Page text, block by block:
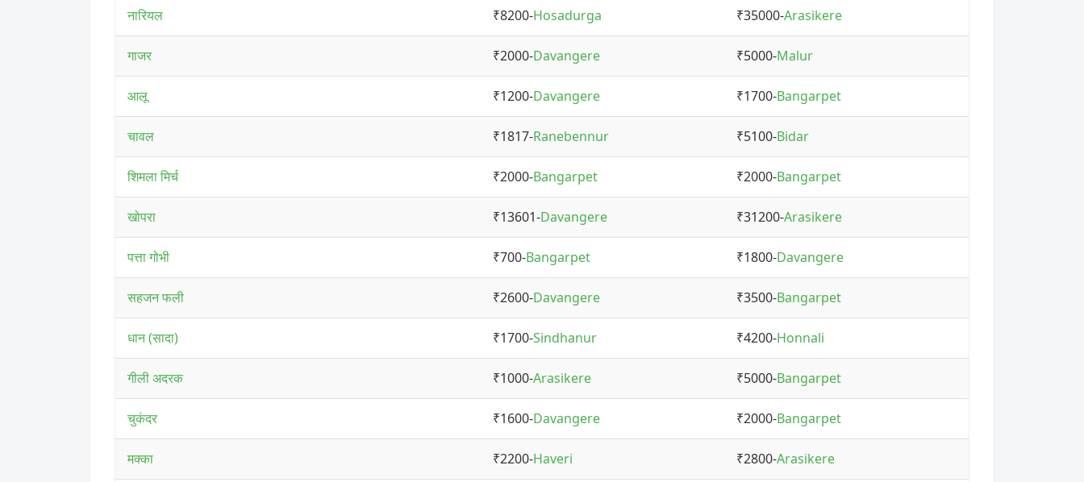
नारियल ₹8200-Hosadurga ₹35000-Arasikere
गाजर ₹2000-Davangere ₹5000-Malur
आलू ₹1200-Davangere ₹1700-Bangarpet
चावल ₹1817-Ranebennur ₹5100-Bidar
शिमला मिर्च ₹2000-Bangarpet ₹2000-Bangarpet
खोपरा ₹13601-Davangere ₹31200-Arasikere
पत्ता गोभी ₹700-Bangarpet ₹1800-Davangere
सहजन फली ₹2600-Davangere ₹3500-Bangarpet
धान (सादा) ₹1700-Sindhanur ₹4200-Honnali
गीली अदरक ₹1000-Arasikere ₹5000-Bangarpet
चुकंदर ₹1600-Davangere ₹2000-Bangarpet
मक्का ₹2200-Haveri ₹2800-Arasikere